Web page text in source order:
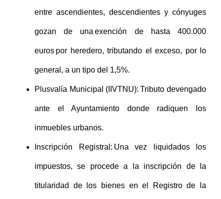
entre ascendientes, descendientes y cónyuges
gozan de una exención de hasta 400.000
euros por heredero, tributando el exceso, por lo
general, a un tipo del 1,5%.
Plusvalía Municipal (IIVTNU): Tributo devengado
ante el Ayuntamiento donde radiquen los
inmuebles urbanos.
Inscripción Registral: Una vez liquidados los
impuestos, se procede a la inscripción de la
titularidad de los bienes en el Registro de la